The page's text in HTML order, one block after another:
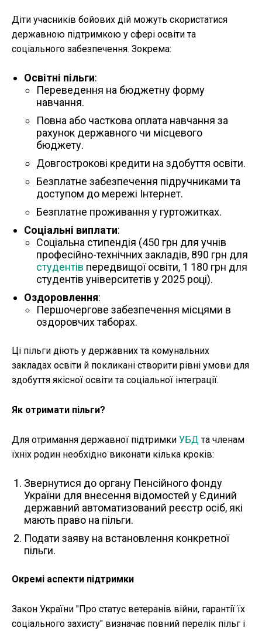
Діти учасників бойових дій можуть скористатися
державною підтримкою у сфері освіти та
соціального забезпечення. Зокрема:
Освітні пільги:
Переведення на бюджетну форму
навчання.
Повна або часткова оплата навчання за
рахунок державного чи місцевого
бюджету.
Довгострокові кредити на здобуття освіти.
Безплатне забезпечення підручниками та
доступом до мережі Інтернет.
Безплатне проживання у гуртожитках.
Соціальні виплати:
Соціальна стипендія (450 грн для учнів
професійно-технічних закладів, 890 грн для
студентів передвищої освіти, 1 180 грн для
студентів університетів у 2025 році).
Оздоровлення:
Першочергове забезпечення місцями в
оздоровчих таборах.
Ці пільги діють у державних та комунальних
закладах освіти й покликані створити рівні умови для
здобуття якісної освіти та соціальної інтеграції.
Як отримати пільги?
Для отримання державної підтримки УБДта членам
їхніх родин необхідно виконати кілька кроків:
Звернутися до органу Пенсійного фонду
України для внесення відомостей у Єдиний
державний автоматизований реєстр осіб, які
мають право на пільги.
Подати заяву на встановлення конкретної
пільги.
Окремі аспекти підтримки
Закон України "Про статус ветеранів війни, гарантії їх
соціального захисту" визначає повний перелік пільг і